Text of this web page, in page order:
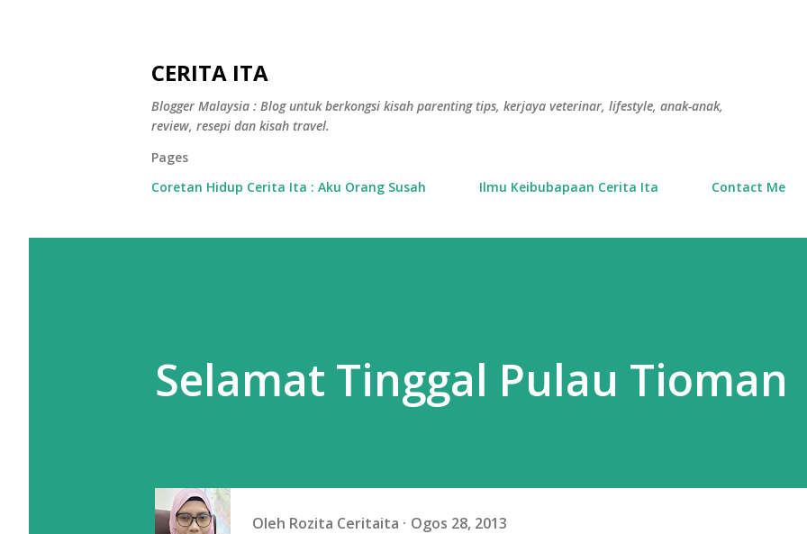
CERITA ITA
Blogger Malaysia : Blog untuk berkongsi kisah parenting tips, kerjaya veterinar, lifestyle, anak-anak,
review, resepi dan kisah travel.
Pages
Coretan Hidup Cerita Ita : Aku Orang Susah
Ilmu Keibubapaan Cerita Ita Contact Me
Selamat Tinggal Pulau Tioman
Oleh Rozita Ceritaita Ogos 28, 2013